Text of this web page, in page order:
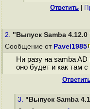
Ответить
2. "Выпуск Samba 4.12.0
Сообщение от Pavel1985
Ни разу на samba
оно будет и как там
3. "Выпуск Samba